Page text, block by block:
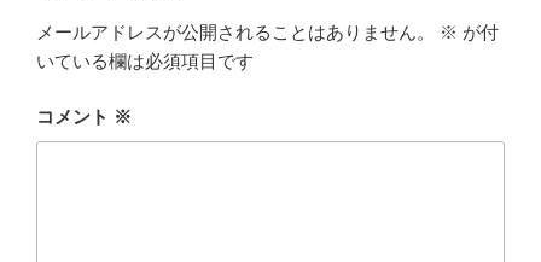
メールアドレスが公開されることはありません。 ※ が付
いている欄は必須項目です
コメント ※